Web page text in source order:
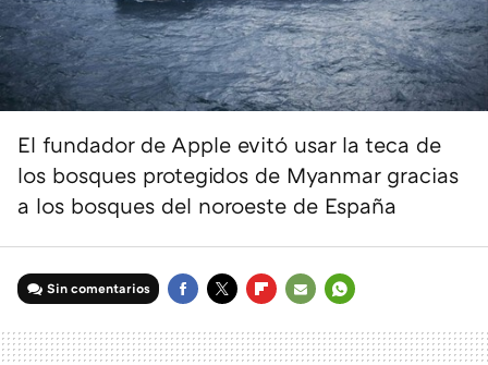
El fundador de Apple evitó usar la teca de
los bosques protegidos de Myanmar gracias
a los bosques del noroeste de España
Sin comentarios
MAIL